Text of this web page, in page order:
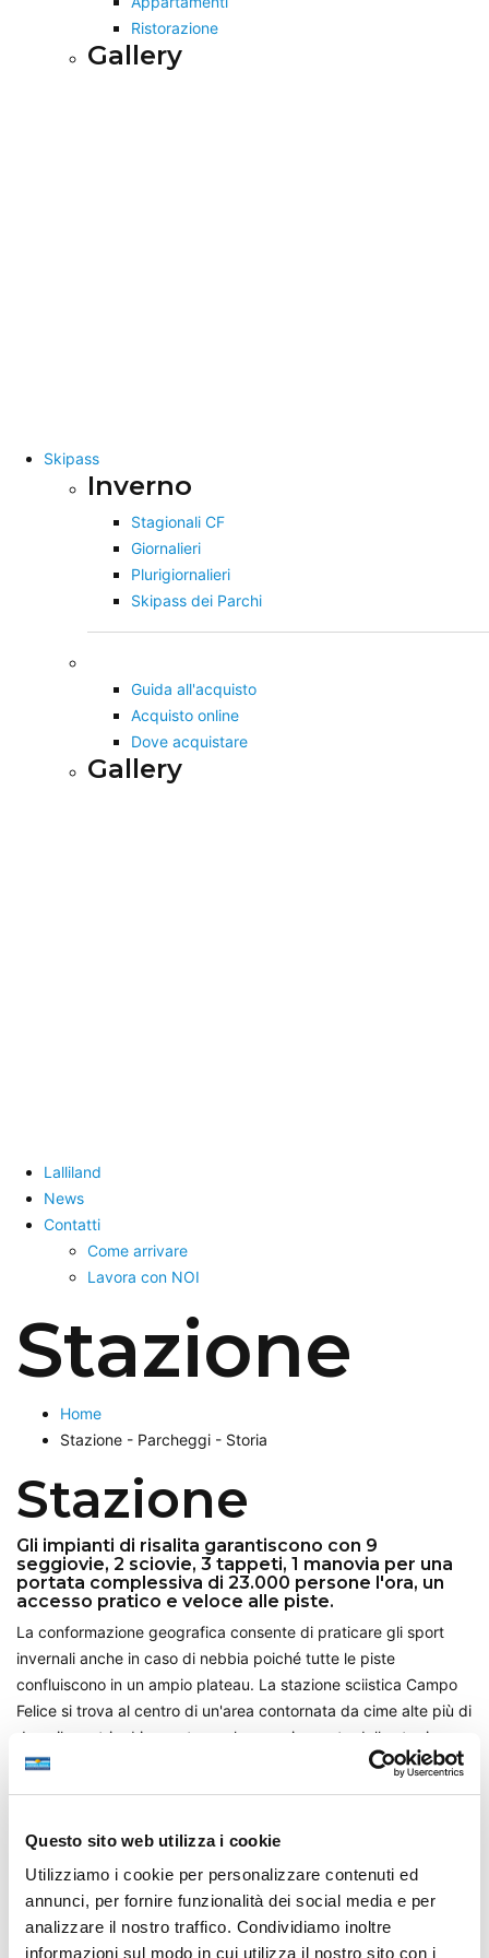
Questo sito web utilizza i cookie
Utilizziamo i cookie per personalizzare contenuti ed
annunci, per fornire funzionalità dei social media e per
analizzare il nostro traffico. Condividiamo inoltre
informazioni sul modo in cui utilizza il nostro sito con i
Ristorazione
Gallery
Skipass
Inverno
Stagionali CF
Giornalieri
Plurigiornalieri
Skipass dei Parchi
Guida all'acquisto
Acquisto online
Dove acquistare
Gallery
Lalliland
News
Contatti
Come arrivare
Lavora con NOI
Stazione
Home
Stazione - Parcheggi - Storia
Stazione
Gli impianti di risalita garantiscono con 9
seggiovie, 2 sciovie, 3 tappeti, 1 manovia per una
portata complessiva di 23.000 persone l'ora, un
accesso pratico e veloce alle piste.
La conformazione geografica consente di praticare gli sport
invernali anche in caso di nebbia poiché tutte le piste
confluiscono in un ampio plateau. La stazione sciistica Campo
Felice si trova al centro di un'area contornata da cime alte più di
duemila metri ed innevate per la maggior parte della stagione
invernale e se, per caso la neve smarrisse la strada di casa, i
tanto piace agli sciatori.
Campo Felice
Un modernissimo impianto ad automazione integrale, dotato di